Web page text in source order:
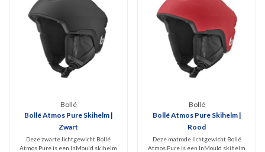
Bollé
Bollé Atmos Pure Skihelm |
Zwart
Deze zwarte lichtgewicht Bollé
Atmos Pure is een InMould skihelm
Bollé
Bollé Atmos Pure Skihelm |
Rood
Deze matrode lichtgewicht Bollé
Atmos Pure is een InMould skihelm